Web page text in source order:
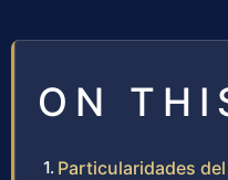
ON
Particularidades